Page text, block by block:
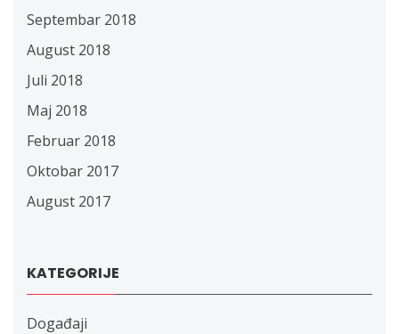
Septembar 2018
August 2018
Juli 2018
Maj 2018
Februar 2018
Oktobar 2017
August 2017
KATEGORIJE
Događaji